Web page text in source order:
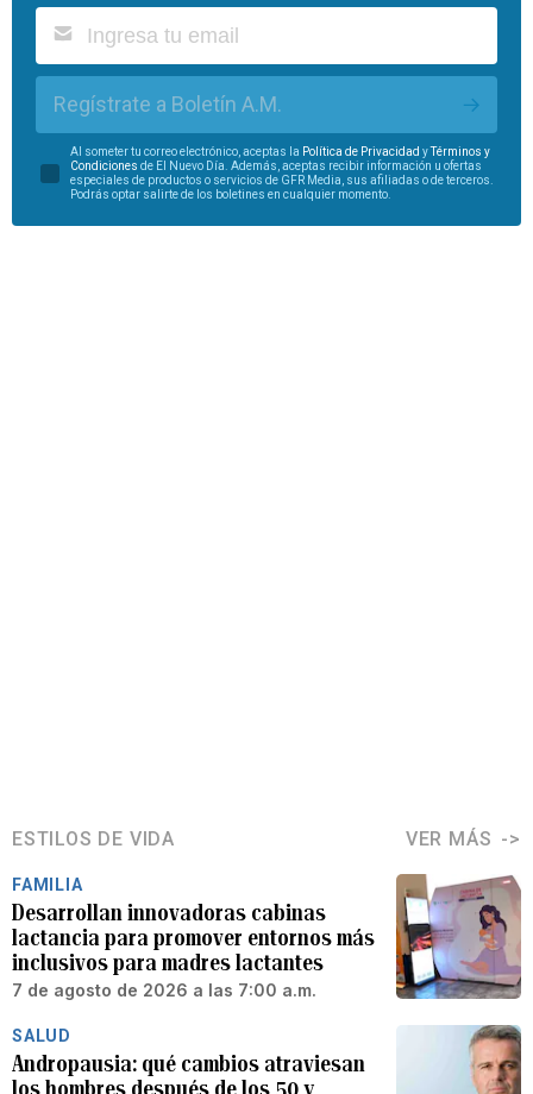
Regístrate a Boletín A.M.
Al someter tu correo electrónico, aceptas la Política de Privacidad yTérminos y
Condiciones de El Nuevo Día. Además, aceptas recibir información u ofertas
especiales de productos o servicios de GFR Media, sus afiliadas o de terceros.
Podrás optar salirte de los boletines en cualquier momento.
ESTILOS DE VIDA VER MÁS
FAMILIA
Desarrollan innovadoras cabinas
lactancia para promover entornos más
inclusivos para madres lactantes
7 de agosto de 2026 a las 7:00 a.m.
SALUD
Andropausia: qué cambios atraviesan
los hombres después de los 50 y